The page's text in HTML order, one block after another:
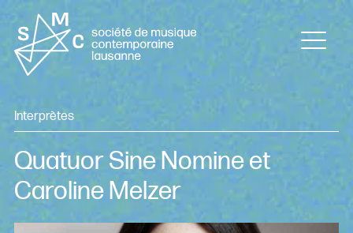
Interprètes
Quatuor Sine Nomine et
Caroline Melzer